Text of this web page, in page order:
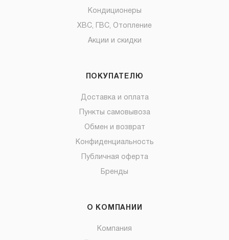
Кондиционеры
ХВС, ГВС, Отопление
Акции и скидки
ПОКУПАТЕЛЮ
Доставка и оплата
Пункты самовывоза
Обмен и возврат
Конфиденциальность
Публичная оферта
Бренды
О КОМПАНИИ
Компания